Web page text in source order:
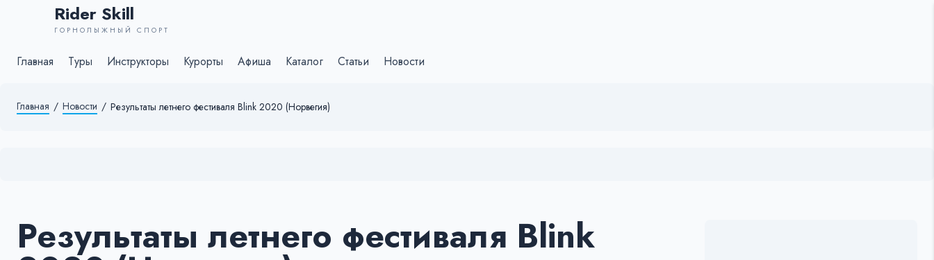
Rider Skill
ГОРНОЛЫЖНЫЙ СПОРТ
Главная Туры Инструкторы Курорты Афиша Каталог Статьи Новости
Главная / Новости / Результаты летнего фестиваля Blink 2020 (Норвегия)
Результаты летнего фестиваля Blink